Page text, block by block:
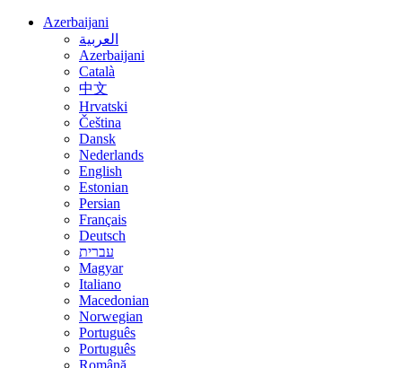
Azerbaijani
العربية
Azerbaijani
Català
中文
Hrvatski
Čeština
Dansk
Nederlands
English
Estonian
Persian
Français
Deutsch
עברית
Magyar
Italiano
Macedonian
Norwegian
Português
Português
Română